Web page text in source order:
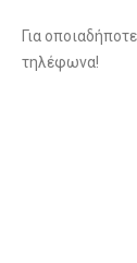
Για
τηλέφωνα!